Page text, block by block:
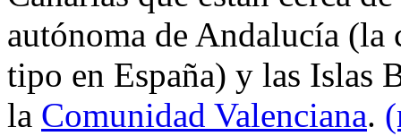
autónoma de Andalucía (la
tipo en España) y las Islas
la Comunidad Valenciana.